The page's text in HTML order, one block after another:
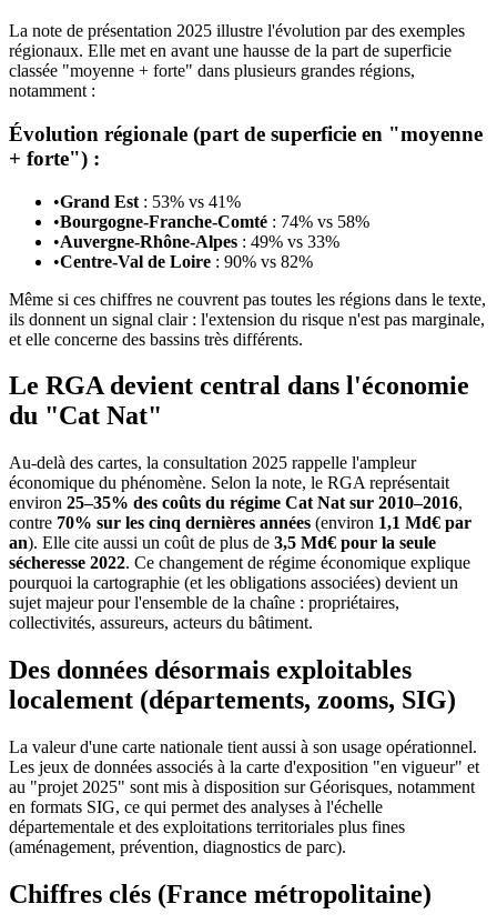
La note de présentation 2025 illustre l'évolution par des exemples
régionaux. Elle met en avant une hausse de la part de superficie
classée "moyenne + forte" dans plusieurs grandes régions,
notamment :
Évolution régionale (part de superficie en "moyenne
+ forte") :
•Grand Est : 53% vs 41%
•Bourgogne-Franche-Comté : 74% vs 58%
•Auvergne-Rhône-Alpes : 49% vs 33%
•Centre-Val de Loire : 90% vs 82%
Même si ces chiffres ne couvrent pas toutes les régions dans le texte,
ils donnent un signal clair : l'extension du risque n'est pas marginale,
et elle concerne des bassins très différents.
Le RGA devient central dans l'économie
du "Cat Nat"
Au-delà des cartes, la consultation 2025 rappelle l'ampleur
économique du phénomène. Selon la note, le RGA représentait
environ 25–35% des coûts du régime Cat Nat sur 2010–2016,
contre 70% sur les cinq dernières années (environ 1,1 Md€ par
an). Elle cite aussi un coût de plus de 3,5 Md€ pour la seule
sécheresse 2022. Ce changement de régime économique explique
pourquoi la cartographie (et les obligations associées) devient un
sujet majeur pour l'ensemble de la chaîne : propriétaires,
collectivités, assureurs, acteurs du bâtiment.
Des données désormais exploitables
localement (départements, zooms, SIG)
La valeur d'une carte nationale tient aussi à son usage opérationnel.
Les jeux de données associés à la carte d'exposition "en vigueur" et
au "projet 2025" sont mis à disposition sur Géorisques, notamment
en formats SIG, ce qui permet des analyses à l'échelle
départementale et des exploitations territoriales plus fines
(aménagement, prévention, diagnostics de parc).
Chiffres clés (France métropolitaine)